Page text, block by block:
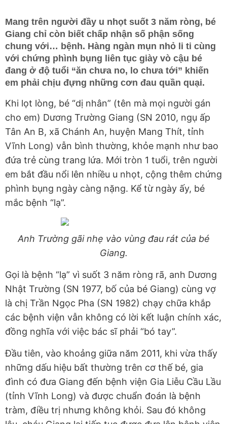
Mang trên người đầy u nhọt suốt 3 năm ròng, bé
Giang chỉ còn biết chấp nhận số phận sống
chung với… bệnh. Hàng ngàn mụn nhỏ li ti cùng
với chứng phình bụng liên tục giày vò cậu bé
đang ở độ tuổi “ăn chưa no, lo chưa tới” khiến
em phải chịu đựng những cơn đau quần quại.
Khi lọt lòng, bé “dị nhân” (tên mà mọi người gán
cho em) Dương Trường Giang (SN 2010, ngụ ấp
Tân An B, xã Chánh An, huyện Mang Thít, tỉnh
Vĩnh Long) vẫn bình thường, khỏe mạnh như bao
đứa trẻ cùng trang lứa. Mới tròn 1 tuổi, trên người
em bắt đầu nổi lên nhiều u nhọt, cộng thêm chứng
phình bụng ngày càng nặng. Kể từ ngày ấy, bé
mắc bệnh “lạ”.
Anh Trường gãi nhẹ vào vùng đau rát của bé
Giang.
Gọi là bệnh “lạ” vì suốt 3 năm ròng rã, anh Dương
Nhật Trường (SN 1977, bố của bé Giang) cùng vợ
là chị Trần Ngọc Pha (SN 1982) chạy chữa khắp
các bệnh viện vẫn không có lời kết luận chính xác,
đồng nghĩa với việc bác sĩ phải “bó tay”.
Đầu tiên, vào khoảng giữa năm 2011, khi vừa thấy
những dấu hiệu bất thường trên cơ thế bé, gia
đình có đưa Giang đến bệnh viện Gia Liễu Cầu Lầu
(tỉnh Vĩnh Long) và được chuẩn đoán là bệnh
tràm, điều trị nhưng không khỏi. Sau đó không